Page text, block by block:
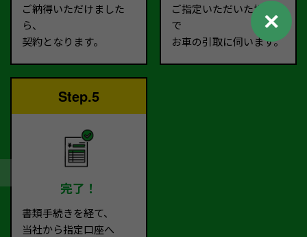
ご納得いただけました
ら、
契約となります。
ご指定いただいた場所ま
で
お車の引取に伺います。
Step.5
完了！
書類手続きを経て、
当社から指定口座へ
✕